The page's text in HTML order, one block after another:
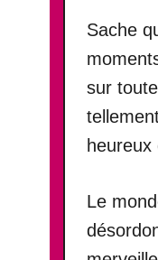
Sache
sur
heureux
Le